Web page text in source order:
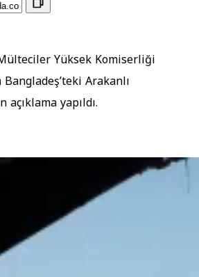
Yüksek Komiserliği
Arakanlı
yapıldı.